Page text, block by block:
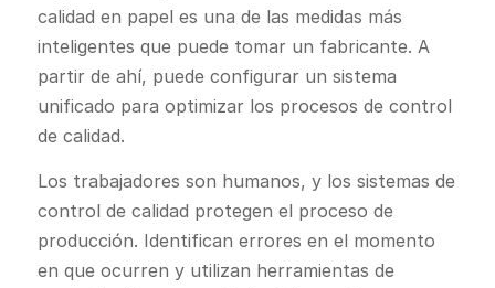
calidad en papel es una de las medidas más
inteligentes que puede tomar un fabricante. A
partir de ahí, puede configurar un sistema
unificado para optimizar los procesos de control
de calidad.
Los trabajadores son humanos, y los sistemas de
control de calidad protegen el proceso de
producción. Identifican errores en el momento
en que ocurren y utilizan herramientas de